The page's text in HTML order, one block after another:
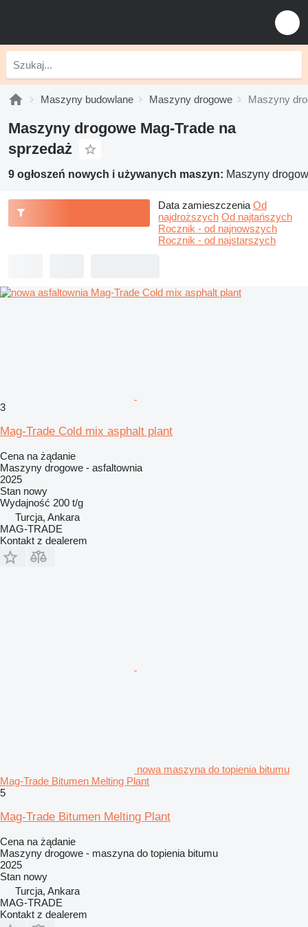
Maszyny budowlane Maszyny drogowe Maszyny
Maszyny drogowe Mag-Trade na
sprzedaż
9 ogłoszeń nowych i używanych maszyn: Maszyny
Data zamieszczenia Od
najdroższych Od najtańszych
Rocznik - od najnowszych
Rocznik - od najstarszych
3
Mag-Trade Cold mix asphalt plant
Cena na żądanie
Maszyny drogowe - asfaltownia
2025
Stan nowy
Wydajność 200 t/g
Turcja, Ankara
MAG-TRADE
Kontakt z dealerem
nowa maszyna do topienia bitumu
Mag-Trade Bitumen Melting Plant
5
Mag-Trade Bitumen Melting Plant
Cena na żądanie
Maszyny drogowe - maszyna do topienia bitumu
2025
Stan nowy
Turcja, Ankara
MAG-TRADE
Kontakt z dealerem